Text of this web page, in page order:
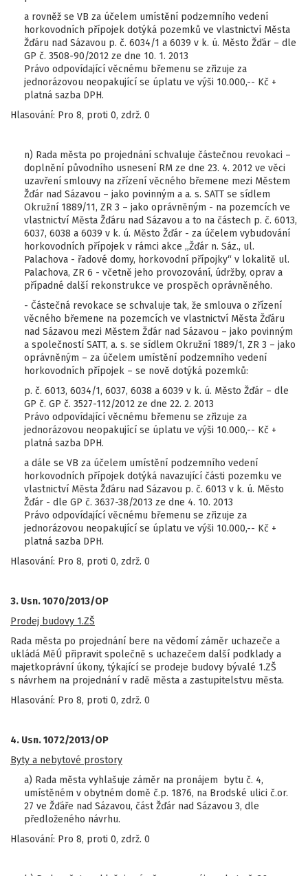
a rovněž se VB za účelem umístění podzemního vedení
horkovodních přípojek dotýká pozemků ve vlastnictví Města
Žďáru nad Sázavou p. č. 6034/1 a 6039 v k. ú. Město Žďár – dle
GP č. 3508-90/2012 ze dne 10. 1. 2013
Právo odpovídající věcnému břemenu se zřizuje za
jednorázovou neopakující se úplatu ve výši 10.000,-- Kč +
platná sazba DPH.
Hlasování: Pro 8, proti 0, zdrž. 0
n) Rada města po projednání schvaluje částečnou revokaci –
doplnění původního usnesení RM ze dne 23. 4. 2012 ve věci
uzavření smlouvy na zřízení věcného břemene mezi Městem
Žďár nad Sázavou – jako povinným a a. s. SATT se sídlem
Okružní 1889/11, ZR 3 – jako oprávněným - na pozemcích ve
vlastnictví Města Žďáru nad Sázavou a to na částech p. č. 6013,
6037, 6038 a 6039 v k. ú. Město Žďár - za účelem vybudování
horkovodních přípojek v rámci akce „Žďár n. Sáz., ul.
Palachova - řadové domy, horkovodní přípojky“ v lokalitě ul.
Palachova, ZR 6 - včetně jeho provozování, údržby, oprav a
případné další rekonstrukce ve prospěch oprávněného.
- Částečná revokace se schvaluje tak, že smlouva o zřízení
věcného břemene na pozemcích ve vlastnictví Města Žďáru
nad Sázavou mezi Městem Žďár nad Sázavou – jako povinným
a společností SATT, a. s. se sídlem Okružní 1889/1, ZR 3 – jako
oprávněným – za účelem umístění podzemního vedení
horkovodních přípojek – se nově dotýká pozemků:
p. č. 6013, 6034/1, 6037, 6038 a 6039 v k. ú. Město Žďár – dle
GP č. GP č. 3527-112/2012 ze dne 22. 2. 2013
Právo odpovídající věcnému břemenu se zřizuje za
jednorázovou neopakující se úplatu ve výši 10.000,-- Kč +
platná sazba DPH.
a dále se VB za účelem umístění podzemního vedení
horkovodních přípojek dotýká navazující části pozemku ve
vlastnictví Města Žďáru nad Sázavou p. č. 6013 v k. ú. Město
Žďár - dle GP č. 3637-38/2013 ze dne 4. 10. 2013
Právo odpovídající věcnému břemenu se zřizuje za
jednorázovou neopakující se úplatu ve výši 10.000,-- Kč +
platná sazba DPH.
Hlasování: Pro 8, proti 0, zdrž. 0
3. Usn. 1070/2013/OP
Prodej budovy 1.ZŠ
Rada města po projednání bere na vědomí záměr uchazeče a
ukládá MěÚ připravit společně s uchazečem další podklady a
majetkoprávní úkony, týkající se prodeje budovy bývalé 1.ZŠ
s návrhem na projednání v radě města a zastupitelstvu města.
Hlasování: Pro 8, proti 0, zdrž. 0
4. Usn. 1072/2013/OP
Byty a nebytové prostory
a) Rada města vyhlašuje záměr na pronájem bytu č. 4,
umístěném v obytném domě č.p. 1876, na Brodské ulici č.or.
27 ve Žďáře nad Sázavou, část Žďár nad Sázavou 3, dle
předloženého návrhu.
Hlasování: Pro 8, proti 0, zdrž. 0